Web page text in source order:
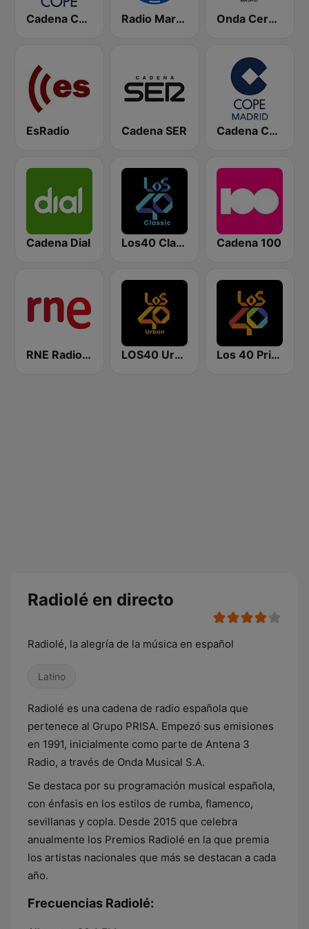
Cadena COPE Radio Marca Nacional Onda Cero Madrid
EsRadio Cadena SER Cadena COPE Madrid
Cadena Dial Los40 Classic Cadena 100
RNE Radio Nacional LOS40 Urban Los 40 Principales
Radiolé en directo
Radiolé, la alegría de la música en español
Latino
Radiolé es una cadena de radio española que
pertenece al Grupo PRISA. Empezó sus emisiones
en 1991, inicialmente como parte de Antena 3
Radio, a través de Onda Musical S.A.
Se destaca por su programación musical española,
con énfasis en los estilos de rumba, flamenco,
sevillanas y copla. Desde 2015 que celebra
anualmente los Premios Radiolé en la que premia
los artistas nacionales que más se destacan a cada
año.
Frecuencias Radiolé: